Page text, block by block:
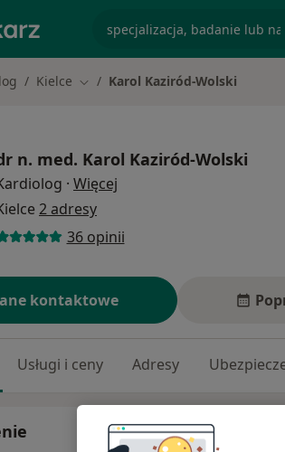
Kielce Zmień miasto
Karol Kaziród-Wolski
n. med. Karol Kaziród-Wolski
· Więcej
2 adresy
36 opinii
kontaktowe
Usługi i ceny Adresy